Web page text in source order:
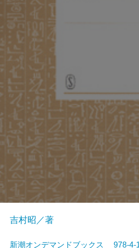
吉村昭／著
新潮オンデマンドブックス 978-